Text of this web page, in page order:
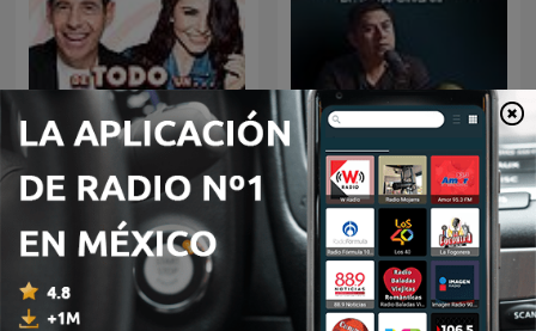
De Todo Un Mucho Relatos Forenses Podcast